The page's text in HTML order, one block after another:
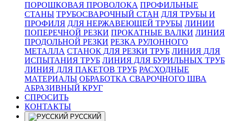
ПОРОШКОВАЯ ПРОВОЛОКА ПРОФИЛЬНЫЕ
СТАНЫ ТРУБОСВАРОЧНЫЙ СТАН ДЛЯ ТРУБЫ И
ПРОФИЛЯ ДЛЯ НЕРЖАВЕЮЩЕЙ ТРУБЫ ЛИНИИ
ПОПЕРЕЧНОЙ РЕЗКИ ПРОКАТНЫЕ ВАЛКИ ЛИНИЯ
ПРОДОЛЬНОЙ РЕЗКИ РЕЗКА РУЛОННОГО
МЕТАЛЛА СТАНОК ДЛЯ РЕЗКИ ТРУБ ЛИНИЯ ДЛЯ
ИСПЫТАНИЯ ТРУБ ЛИНИЯ ДЛЯ БУРИЛЬНЫХ ТРУБ
ЛИНИЯ ДЛЯ ПАКЕТОВ ТРУБ РАСХОДНЫЕ
МАТЕРИАЛЫ OБРАБОТКА СВАРОЧНОГО ШВА
АБРАЗИВНЫЙ КРУГ
СПРОСИТЬ
КОНТАКТЫ
РУССКИЙ